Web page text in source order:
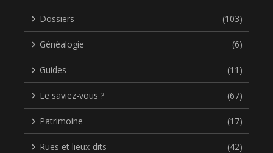
Dossiers (103)
Généalogie (6)
Guides (11)
Le saviez-vous ? (67)
Patrimoine (17)
Rues et lieux-dits (42)